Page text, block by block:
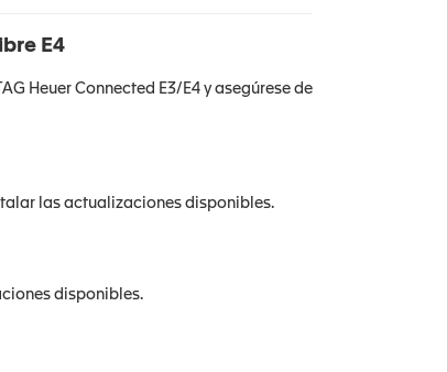
E4
Heuer Connected E3/E4 y asegúrese de
las actualizaciones disponibles.
disponibles.